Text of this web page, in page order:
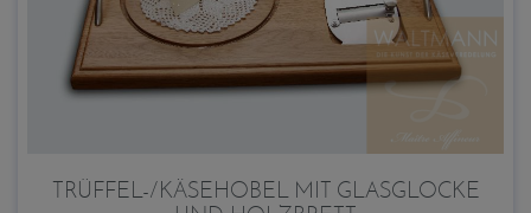
TRÜFFEL-/KÄSEHOBEL MIT GLASGLOCKE